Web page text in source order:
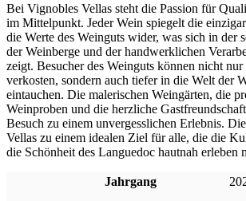
Bei Vignobles Vellas steht die Passion für
im Mittelpunkt. Jeder Wein spiegelt die
die Werte des Weinguts wider, was sich in der
der Weinberge und der handwerklichen
zeigt. Besucher des Weinguts können nicht
verkosten, sondern auch tiefer in die Welt der
eintauchen. Die malerischen Weingärten, die
Weinproben und die herzliche
Besuch zu einem unvergesslichen Erlebnis.
Vellas zu einem idealen Ziel für alle, die die
die Schönheit des Languedoc hautnah erleben
Jahrgang